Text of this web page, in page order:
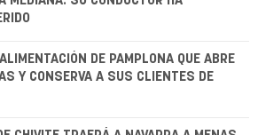
DE PAMPLONA QUE ABRE
Y CONSERVA A SUS CLIENTES DE